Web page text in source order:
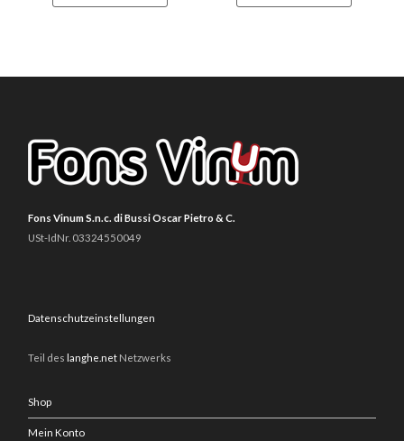
Fons Vinum S.n.c. di Bussi Oscar Pietro & C.
USt-IdNr. 03324550049
Datenschutzeinstellungen
Teil deslanghe.net Netzwerks
Shop
Mein Konto